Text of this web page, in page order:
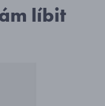
líbit